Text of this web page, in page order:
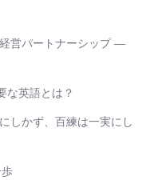
営パートナーシップ ―
な英語とは？
しかず、百練は一実にし